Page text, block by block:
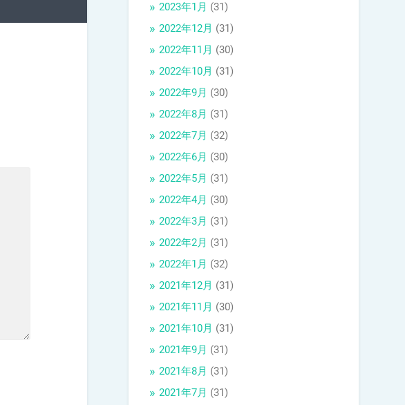
2023年1月 (31)
2022年12月 (31)
2022年11月 (30)
2022年10月 (31)
2022年9月 (30)
2022年8月 (31)
2022年7月 (32)
2022年6月 (30)
2022年5月 (31)
2022年4月 (30)
2022年3月 (31)
2022年2月 (31)
2022年1月 (32)
2021年12月 (31)
2021年11月 (30)
2021年10月 (31)
2021年9月 (31)
2021年8月 (31)
2021年7月 (31)